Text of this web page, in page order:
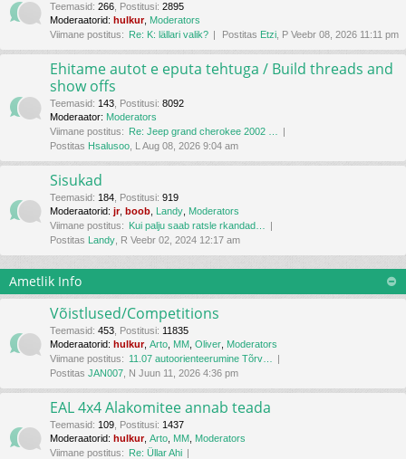
Teemasid: 266 Postitusi: 2895
Moderaatorid: hulkur, Moderators
Viimane postitus: Re: K: lällari valik? Postitas Etzi , P Veebr 08, 2026 11:11 pm
Ehitame autot e eputa tehtuga / Build threads and
show offs
Teemasid: 143 Postitusi: 8092
Moderaator: Moderators
Viimane postitus: Re: Jeep grand cherokee 2002 …
Postitas Hsalusoo , L Aug 08, 2026 9:04 am
Sisukad
Teemasid: 184 Postitusi: 919
Moderaatorid: jr, boob Landy Moderators
Viimane postitus: Kui palju saab ratsle rkandad…
Postitas Landy , R Veebr 02, 2024 12:17 am
Ametlik Info
Võistlused/Competitions
Teemasid: 453 Postitusi: 11835
Moderaatorid: hulkur, Arto MM Oliver Moderators
Viimane postitus: 11.07 autoorienteerumine Tõrv…
Postitas JAN007 , N Juun 11, 2026 4:36 pm
EAL 4x4 Alakomitee annab teada
Teemasid: 109 Postitusi: 1437
Moderaatorid: hulkur, Arto MM Moderators
Viimane postitus: Re: Üllar Ahi